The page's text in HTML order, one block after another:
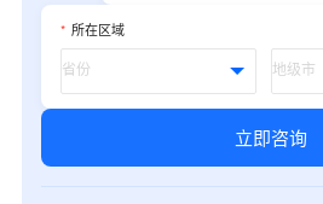
* 所在区域
立即咨询